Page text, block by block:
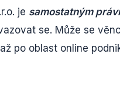
je samostatným
se. Může se
po oblast online